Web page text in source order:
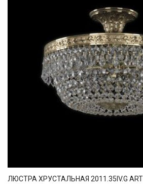
ЛЮСТРА ХРУСТАЛЬНАЯ 2011.35IV.G ART